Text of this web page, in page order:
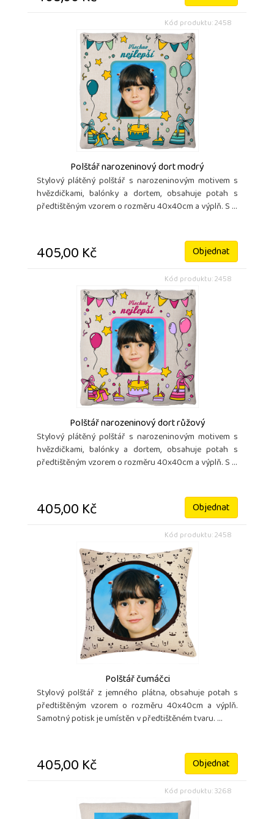
Kód produktu: 2458
Polštář narozeninový dort modrý
Stylový plátěný polštář s narozeninovým motivem s
hvězdičkami, balónky a dortem, obsahuje potah s
předtištěným vzorem o rozměru 40x40cm a výplň. S ...
405,00 Kč Objednat
Kód produktu: 2458
Polštář narozeninový dort růžový
Stylový plátěný polštář s narozeninovým motivem s
hvězdičkami, balónky a dortem, obsahuje potah s
předtištěným vzorem o rozměru 40x40cm a výplň. S ...
405,00 Kč Objednat
Kód produktu: 2458
Polštář čumáčci
Stylový polštář z jemného plátna, obsahuje potah s
předtištěným vzorem o rozměru 40x40cm a výplň.
Samotný potisk je umístěn v předtištěném tvaru. ...
405,00 Kč Objednat
Kód produktu: 3268